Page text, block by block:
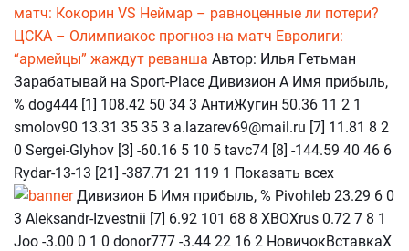
матч: Кокорин VS Неймар – равноценные ли потери?
ЦСКА – Олимпиакос прогноз на матч Евролиги:
“армейцы” жаждут реванша Автор: Илья Гетьман
Зарабатывай на Sport-Place Дивизион А Имя прибыль,
% dog444 [1] 108.42 50 34 3 АнтиЖугин 50.36 11 2 1
smolov90 13.31 35 35 3 a.lazarev69@mail.ru [7] 11.81 8 2
0 Sergei-Glyhov [3] -60.16 5 10 5 tavc74 [8] -144.59 40 46 6
Rydar-13-13 [21] -387.71 21 119 1 Показать всех
Дивизион Б Имя прибыль, % Pivohleb 23.29 6 0
3 Aleksandr-Izvestnii [7] 6.92 101 68 8 XBOXrus 0.72 7 8 1
Joo -3.00 0 1 0 donor777 -3.44 22 16 2 НовичокВставкаХ